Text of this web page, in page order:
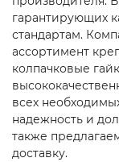
гарантирующих
стандартам.
ассортимент
колпачковые
всех
надежность и
также
доставку.